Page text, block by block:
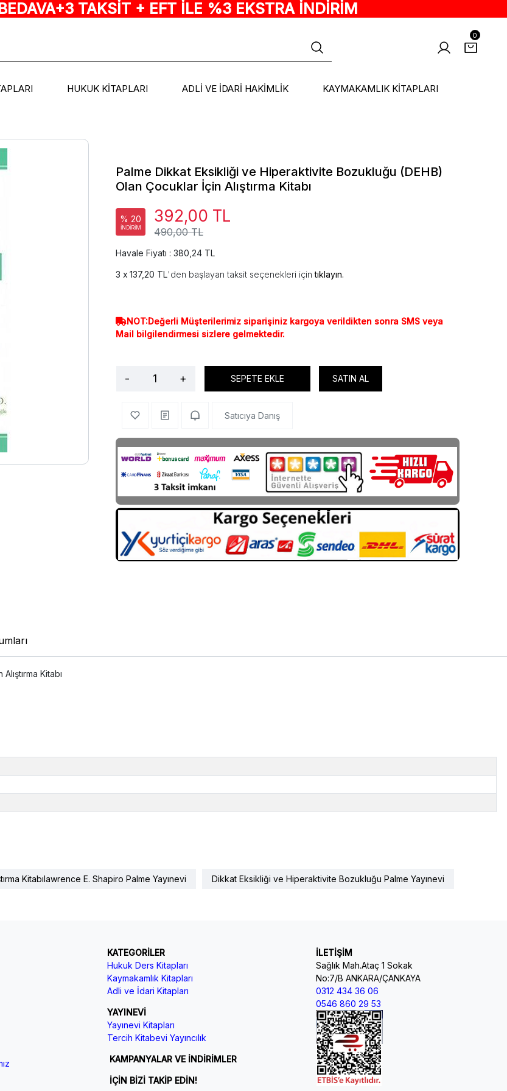
TAKSİT + EFT İLE %3 EKSTRA İNDİRİM
0
HUKUK KİTAPLARI ADLİ VE İDARİ HAKİMLİK KAYMAKAMLIK KİTAPLARI
Palme Dikkat Eksikliği ve Hiperaktivite Bozukluğu (DEHB)
Olan Çocuklar İçin Alıştırma Kitabı
% 20
İNDİRİM 490,00 TL
392,00 TL
Havale Fiyatı : 380,24 TL
137,20 TL'den başlayan taksit seçenekleri içintıklayın.
NOT:Değerli Müşterilerimiz siparişiniz kargoya verildikten sonra SMS veya
Mail bilgilendirmesi sizlere gelmektedir.
- + SEPETE EKLE SATIN AL
Satıcıya Danış
Kitabı
Kitabılawrence E. Shapiro Palme Yayınevi Dikkat Eksikliği ve Hiperaktivite Bozukluğu Palme Yayınevi
KATEGORİLER
Hukuk Ders Kitapları
Kaymakamlık Kitapları
Adli ve İdari Kitapları
YAYINEVİ
Yayınevi Kitapları
Tercih Kitabevi Yayıncılık
KAMPANYALAR VE İNDİRİMLER
İÇİN BİZİ TAKİP EDİN!
İLETİŞİM
Sağlık Mah.Ataç 1 Sokak
No:7/B ANKARA/ÇANKAYA
0312 434 36 06
0546 860 29 53